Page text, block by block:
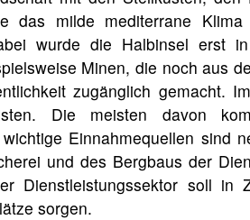
das milde mediterrane
wurde die Halbinsel erst
Minen, die noch aus
zugänglich gemacht.
Die meisten davon
Einnahmequellen sind
und des Bergbaus der
Dienstleistungssektor soll in
sorgen.